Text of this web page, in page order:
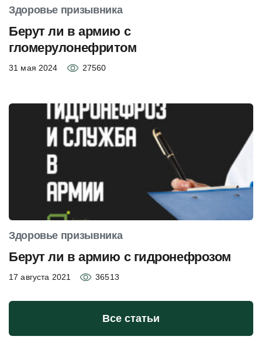
Здоровье призывника
Берут ли в армию с
гломерулонефритом
31 мая 2024 27560
Здоровье призывника
Берут ли в армию с гидронефрозом
17 августа 2021 36513
Все статьи